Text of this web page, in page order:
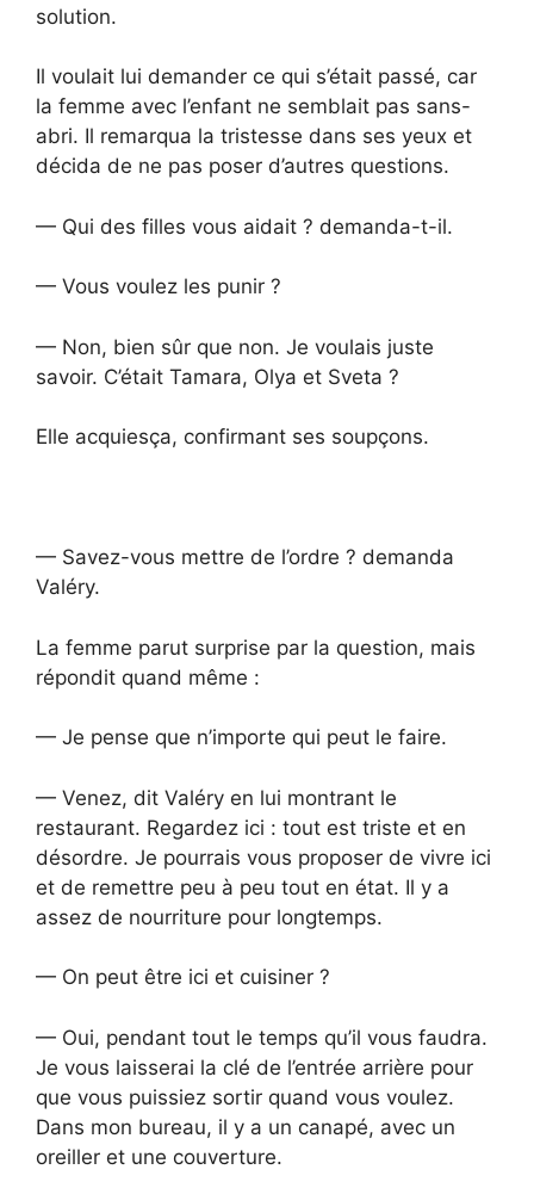
solution.
Il voulait lui demander ce qui s’était passé, car
la femme avec l’enfant ne semblait pas sans-
abri. Il remarqua la tristesse dans ses yeux et
décida de ne pas poser d’autres questions.
— Qui des filles vous aidait ? demanda-t-il.
— Vous voulez les punir ?
— Non, bien sûr que non. Je voulais juste
savoir. C’était Tamara, Olya et Sveta ?
Elle acquiesça, confirmant ses soupçons.
— Savez-vous mettre de l’ordre ? demanda
Valéry.
La femme parut surprise par la question, mais
répondit quand même :
— Je pense que n’importe qui peut le faire.
— Venez, dit Valéry en lui montrant le
restaurant. Regardez ici : tout est triste et en
désordre. Je pourrais vous proposer de vivre ici
et de remettre peu à peu tout en état. Il y a
assez de nourriture pour longtemps.
— On peut être ici et cuisiner ?
— Oui, pendant tout le temps qu’il vous faudra.
Je vous laisserai la clé de l’entrée arrière pour
que vous puissiez sortir quand vous voulez.
Dans mon bureau, il y a un canapé, avec un
oreiller et une couverture.